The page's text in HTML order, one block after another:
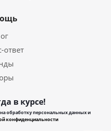
ответ
в курсе!
обработку персональных данных и
конфиденциальности